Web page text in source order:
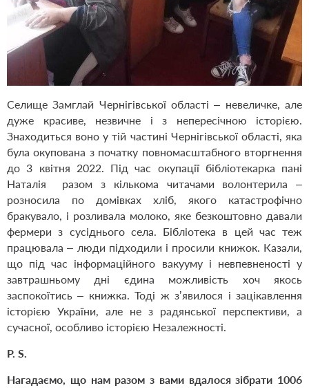
Селище Замглай Чернігівської області – невеличке, але
дуже красиве, незвичне і з непересічною історією.
Знаходиться воно у тій частині Чернігівської області, яка
була окупована з початку повномасштабного вторгнення
до 3 квітня 2022. Під час окупації бібліотекарка пані
Наталія разом з кількома читачами волонтерила –
розносила по домівках хліб, якого катастрофічно
бракувало, і розливала молоко, яке безкоштовно давали
фермери з сусіднього села. Бібліотека в цей час теж
працювала – люди підходили і просили книжок. Казали,
що під час інформаційного вакууму і невпевненості у
завтрашньому дні єдина можливість хоч якось
заспокоїтись – книжка. Тоді ж зʼявилося і зацікавлення
історією України, але не з радянської перспективи, а
сучасної, особливо історією Незалежності.
P. S.
Нагадаємо, що нам разом з вами вдалося зібрати 1006